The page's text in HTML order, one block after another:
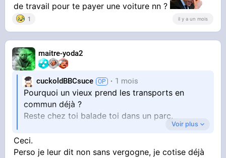
de travail pour te payer une voiture nn ?
1 il y a un mois
maitre-yoda2
cuckoldBBCsuce 1 mois
Pourquoi un vieux prend les transports en
commun déjà ?
Reste chez toi balade toi dans un parc.
Pourquoi faire chier les jeunes qui eux en ont
Voir plus
Ceci.
Perso je leur dit non sans vergogne, je cotise déjà